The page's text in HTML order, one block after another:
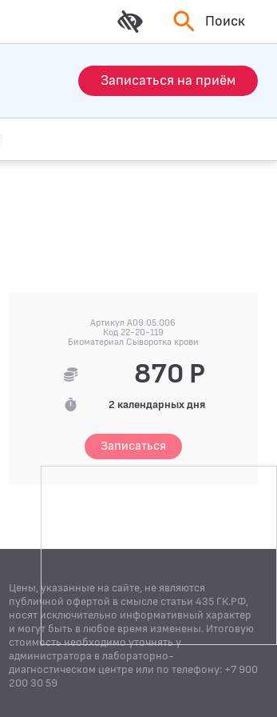
Поиск
Записаться на приём
Артикул A09.05.006
Код 22-20-119
Биоматериал Сыворотка крови
870 Р
2 календарных дня
Записаться
Цены, указанные на сайте, не являются
публичной офертой в смысле статьи 435 ГК.РФ,
носят исключительно информативный характер
и могут быть в любое время изменены. Итоговую
стоимость необходимо уточнять у
администратора в лабораторно-
диагностическом центре или по телефону: +7 900
200 30 59